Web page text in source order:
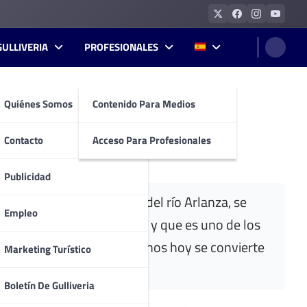
Quiénes Somos
Contacto
Publicidad
Empleo
Marketing Turístico
Boletín De Gulliveria
PROFESIONALES
Contenido Para Medios
Acceso Para Profesionales
sobre la llanura del río Arlanza, se
de su pasado medieval
y que es uno de los
encrucijada de caminos hoy se convierte
territorio burgalés.